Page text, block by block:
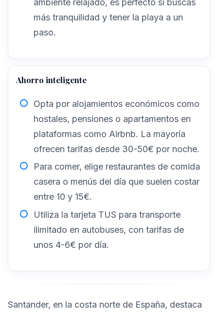
ambiente relajado, es perfecto si buscas
más tranquilidad y tener la playa a un
paso.
Ahorro inteligente
Opta por alojamientos económicos como
hostales, pensiones o apartamentos en
plataformas como Airbnb. La mayoría
ofrecen tarifas desde 30-50€ por noche.
Para comer, elige restaurantes de comida
casera o menús del día que suelen costar
entre 10 y 15€.
Utiliza la tarjeta TUS para transporte
ilimitado en autobuses, con tarifas de
unos 4-6€ por día.
Santander, en la costa norte de España, destaca